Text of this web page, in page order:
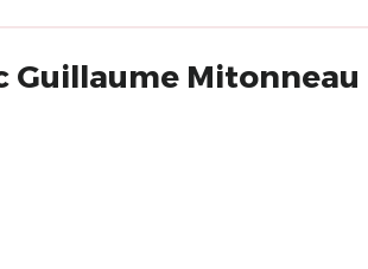
Guillaume Mitonneau